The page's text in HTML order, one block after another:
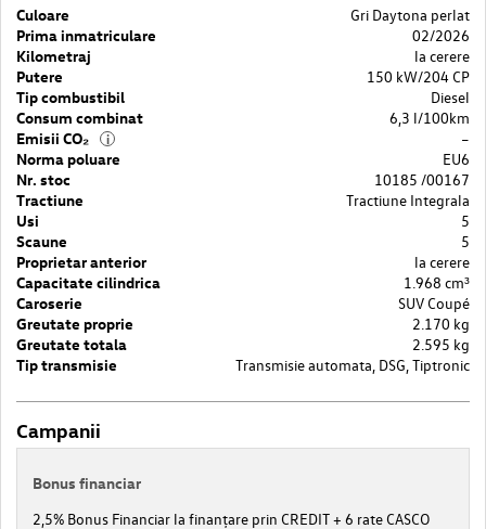
Culoare
Gri Daytona perlat
Prima inmatriculare
02/2026
Kilometraj
la cerere
Putere
150 kW/204 CP
Tip combustibil
Diesel
Consum combinat
6,3 l/100km
Emisii CO₂
i
–
Norma poluare
EU6
Nr. stoc
10185 /00167
Tractiune
Tractiune Integrala
Usi
5
Scaune
5
Proprietar anterior
la cerere
Capacitate cilindrica
1.968 cm³
Caroserie
SUV Coupé
Greutate proprie
2.170 kg
Greutate totala
2.595 kg
Tip transmisie
Transmisie automata, DSG, Tiptronic
Campanii
Bonus financiar
2,5% Bonus Financiar la finanțare prin CREDIT + 6 rate CASCO